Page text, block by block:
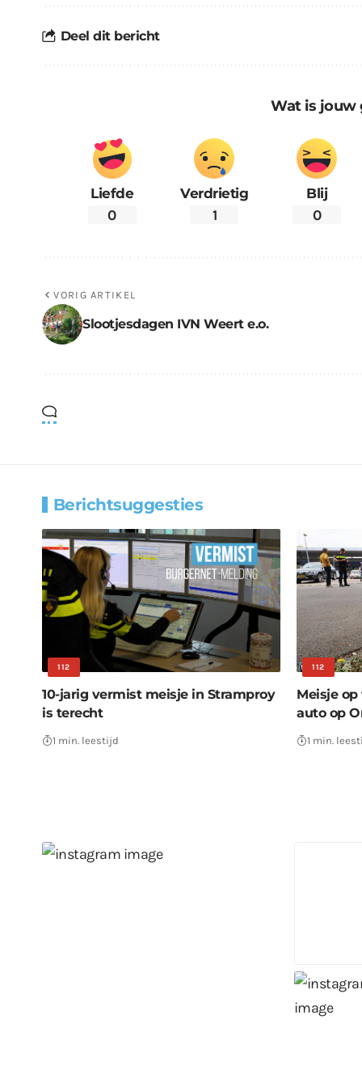
Deel dit bericht
Wat is jouw
Liefde
0
Verdrietig
1
Blij
0
VORIG ARTIKEL
Slootjesdagen IVN Weert e.o.
Berichtsuggesties
112
10-jarig vermist meisje in Stramproy
is terecht
1 min. leestijd
112
Meisje
auto op
1 min.